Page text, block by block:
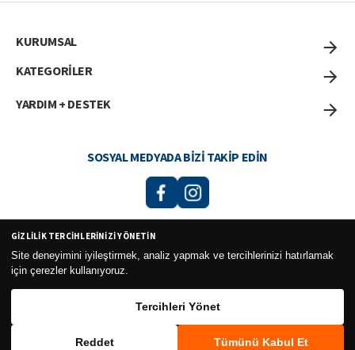
KURUMSAL
KATEGORİLER
YARDIM + DESTEK
SOSYAL MEDYADA BIZI TAKIP EDIN
Curesel Turizm Ticaret Limited Şirketi 2026 ©
GIZLILIK TERCIHLERINIZI YÖNETIN
Site deneyimini iyileştirmek, analiz yapmak ve tercihlerinizi hatırlamak
için çerezler kullanıyoruz.
Tercihleri Yönet
Reddet Tümünü Kabul Et